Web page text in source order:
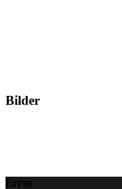
Bilder
Error